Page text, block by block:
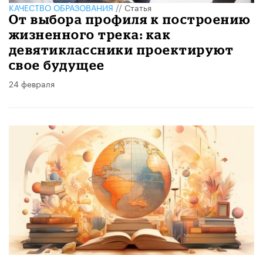
КАЧЕСТВО ОБРАЗОВАНИЯ//Статья
От выбора профиля к построению
жизненного трека: как
девятиклассники проектируют
свое будущее
24 февраля